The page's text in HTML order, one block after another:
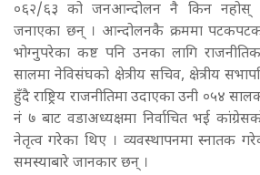
०६२/६३ को जनआन्दोलन नै किन नहोस्
जनाएका छन् । आन्दोलनकै क्रममा पटकपटक
भोग्नुपरेका कष्ट पनि उनका लागि
सालमा नेविसंघको क्षेत्रीय सचिव, क्षेत्रीय
हुँदै राष्ट्रिय राजनीतिमा उदाएका उनी ०५४
नं ७ बाट वडाअध्यक्षमा निर्वाचित भई
नेतृत्व गरेका थिए । व्यवस्थापनमा स्नातक
समस्याबारे जानकार छन् ।